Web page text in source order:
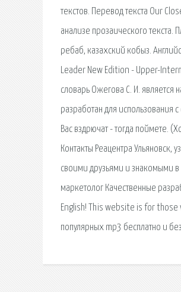
текстов. Перевод текста Our
анализе прозаического
ребаб, казахский кобыз.
Leader New Edition - Upper-
словарь Ожегова С. И.
разработан для использования
Вас вздрючат - тогда поймете.
Контакты Реацентра Ульяновск,
своими друзьями и знакомыми в
маркетолог Качественные
English! This website is for those
популярных mp3 бесплатно и